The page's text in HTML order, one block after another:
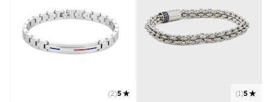
5
(
1
)
5
(
2
)